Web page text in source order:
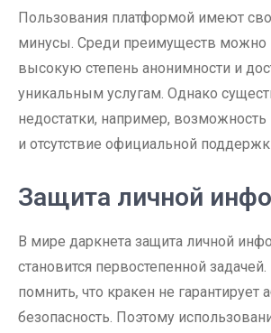
Пользования платформой имеют
минусы. Среди преимуществ можно
высокую степень анонимности и
уникальным услугам. Однако
недостатки, например,
и отсутствие официальной
Защита личной
В мире даркнета защита личной
становится первостепенной
помнить, что кракен не гарантирует
безопасность. Поэтому